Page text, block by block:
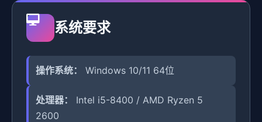
系统要求
操作系统： Windows 10/11 64位
处理器：
Intel i5-8400 / AMD Ryzen 5
2600